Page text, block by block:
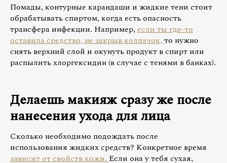
Помады, контурные карандаши и жидкие тени стоит
обрабатывать спиртом, когда есть опасность
трансфера инфекции. Например,если ты где-то
оставила средство, не закрыв колпачок, то нужно
снять верхний слой и окунуть продукт в спирт или
распылить хлоргексидин (в случае с тенями в банках).
Делаешь макияж сразу же после
нанесения ухода для лица
Сколько необходимо подождать после
использования жидких средств? Конкретное время
зависит от свойств кожи. Если она у тебя сухая,